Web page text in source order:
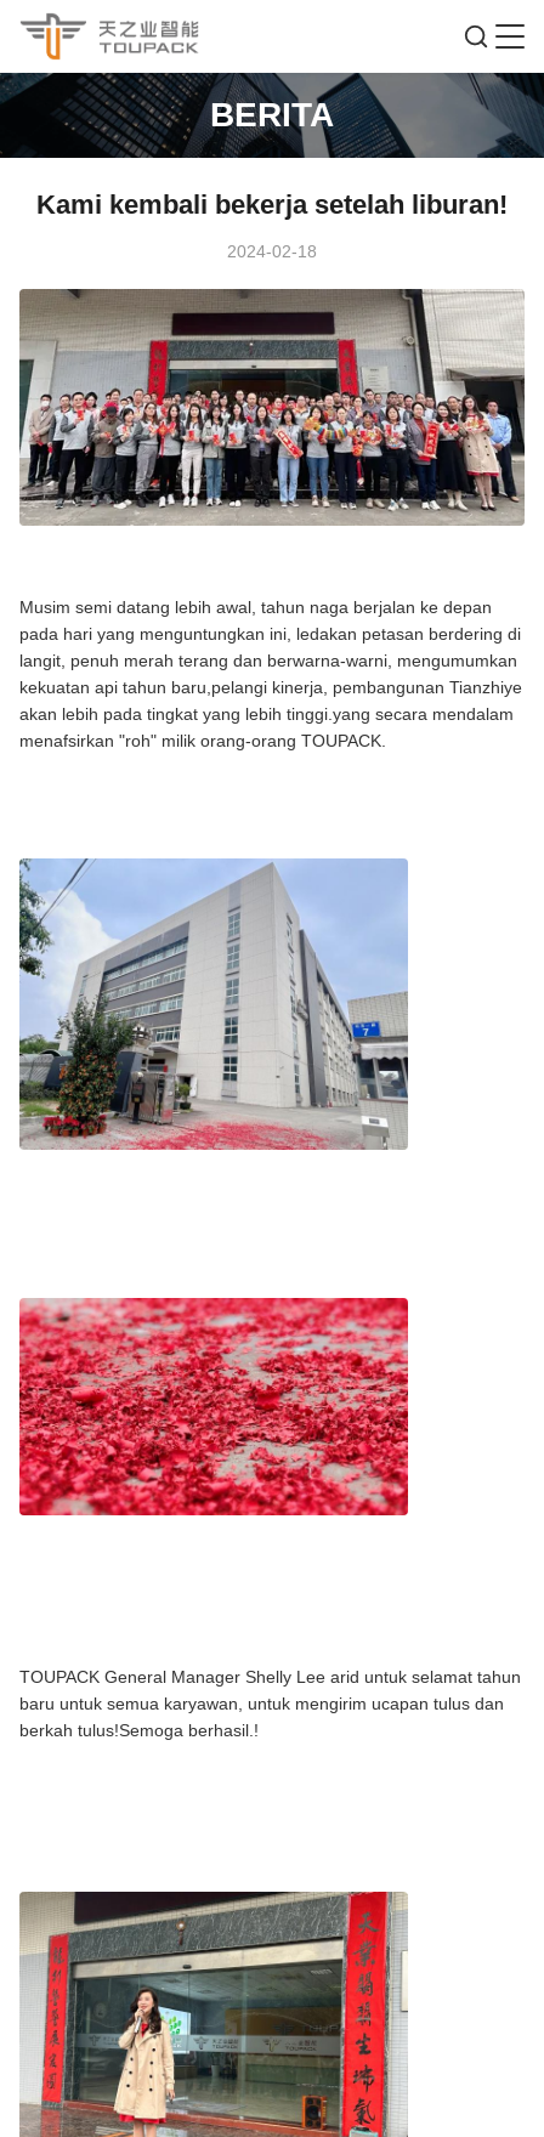
BERITA
Kami kembali bekerja setelah liburan!
2024-02-18
Musim semi datang lebih awal, tahun naga berjalan ke depan
pada hari yang menguntungkan ini, ledakan petasan berdering di
langit, penuh merah terang dan berwarna-warni, mengumumkan
kekuatan api tahun baru,pelangi kinerja, pembangunan Tianzhiye
akan lebih pada tingkat yang lebih tinggi.yang secara mendalam
menafsirkan "roh" milik orang-orang TOUPACK.
TOUPACK General Manager Shelly Lee arid untuk selamat tahun
baru untuk semua karyawan, untuk mengirim ucapan tulus dan
berkah tulus!Semoga berhasil.!